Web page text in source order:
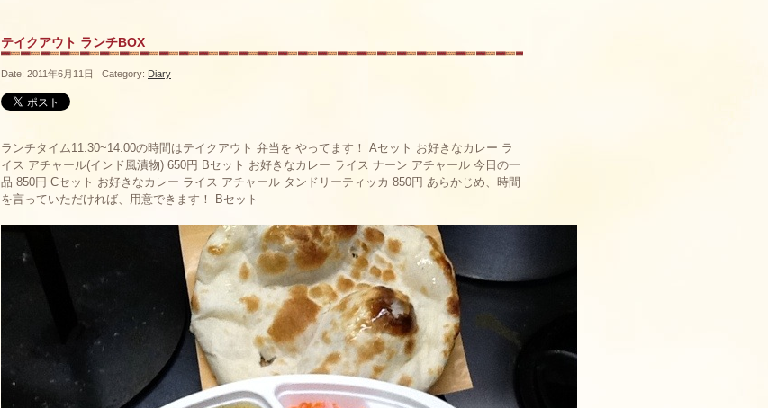
テイクアウト ランチBOX
Date: 2011年6月11日 Category: Diary
ランチタイム11:30~14:00の時間はテイクアウト 弁当を やってます！ Aセット お好きなカレー ラ
イス アチャール(インド風漬物) 650円 Bセット お好きなカレー ライス ナーン アチャール 今日の一
品 850円 Cセット お好きなカレー ライス アチャール タンドリーティッカ 850円 あらかじめ、時間
を言っていただければ、用意できます！ Bセット